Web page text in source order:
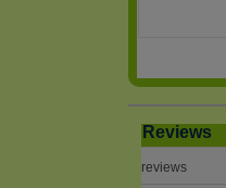
Reviews
reviews